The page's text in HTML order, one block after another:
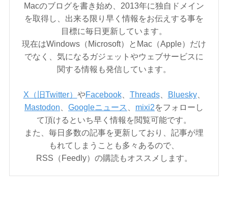
Macのブログを書き始め、2013年に独自ドメイン
を取得し、出来る限り早く情報をお伝えする事を
目標に毎日更新しています。
現在はWindows（Microsoft）とMac（Apple）だけ
でなく、気になるガジェットやウェブサービスに
関する情報も発信しています。
X（旧Twitter） やFacebook、 Threads、 Bluesky、
Mastodon
Googleニュース mixi2をフォローし
て頂けるといち早く情報を閲覧可能です。
また、毎日多数の記事を更新しており、記事が埋
もれてしまうことも多々あるので、
RSS（Feedly）の購読もオススメします。